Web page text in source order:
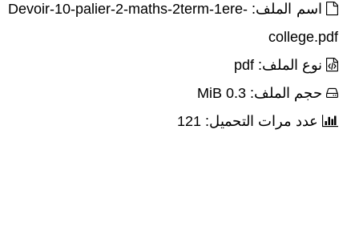
اسم الملف: Devoir-10-palier-2-maths-2term-1ere-
college.pdf
نوع الملف: pdf
حجم الملف: 0.3 MiB
عدد مرات التحميل: 121